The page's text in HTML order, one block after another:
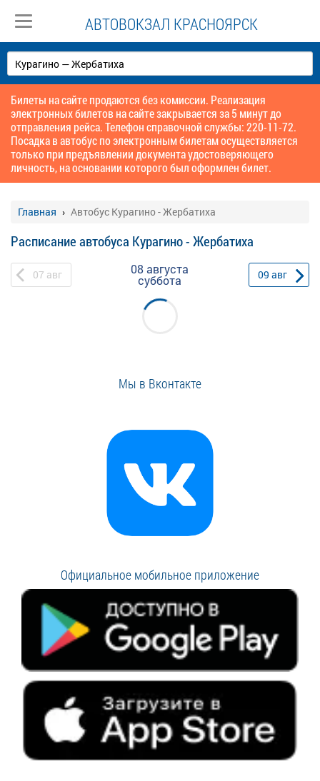
АВТОВОКЗАЛ КРАСНОЯРСК
Билеты на сайте продаются без комиссии. Реализация
электронных билетов на сайте закрывается за 5 минут до
отправления рейса. Телефон справочной службы: 220-11-72.
Посадка в автобус по электронным билетам осуществляется
только при предъявлении документа удостоверяющего
личность, на основании которого был оформлен билет.
Главная Автобус Курагино - Жербатиха
Расписание автобуса Курагино - Жербатиха
07 авг 08 августа
суббота 09 авг
Мы в Вконтакте
Официальное мобильное приложение